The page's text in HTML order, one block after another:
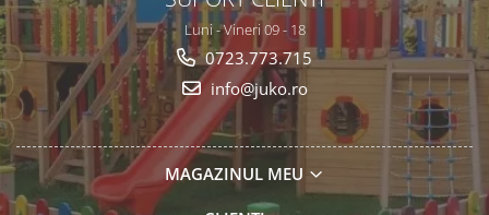
Luni - Vineri 09 - 18
0723.773.715
info@juko.ro
MAGAZINUL MEU